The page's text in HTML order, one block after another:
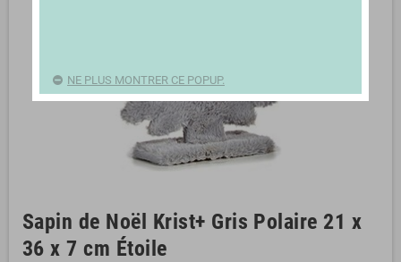
Sapin de Noël Krist+ Gris Polaire 21 x
36 x 7 cm Étoile
NE PLUS MONTRER CE POPUP.